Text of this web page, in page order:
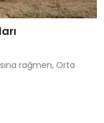
rağmen, Orta